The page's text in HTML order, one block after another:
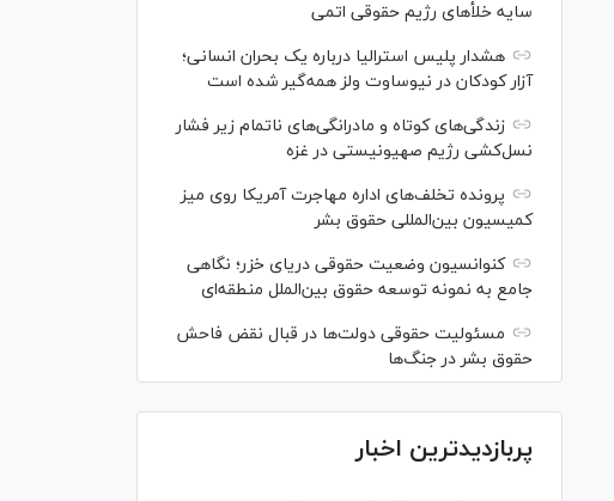
سایه خلأ‌های رژیم حقوقی اتمی
هشدار پلیس استرالیا درباره یک بحران انسانی؛
آزار کودکان در نیوساوت ولز همه‌گیر شده است
زندگی‌های کوتاه و مادرانگی‌های ناتمام زیر فشار
نسل‌کشی رژیم صهیونیستی در غزه
پرونده تخلف‌های اداره مهاجرت آمریکا روی میز
کمیسیون بین‌المللی حقوق بشر
کنوانسیون وضعیت حقوقی دریای خزر؛ نگاهی
جامع به نمونه توسعه حقوق بین‌الملل منطقه‌ای
مسئولیت حقوقی دولت‌ها در قبال نقض‌ فاحش
حقوق بشر در جنگ‌ها
پربازدیدترین اخبار